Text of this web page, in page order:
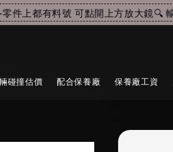
上都有料號 可點開上方放大鏡🔍 輸
碰撞估價 配合保養廠 保養廠工資